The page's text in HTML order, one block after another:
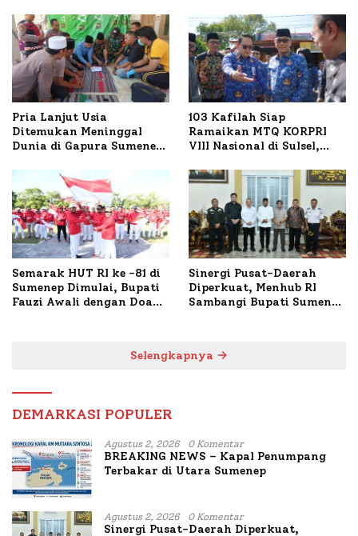
Pria Lanjut Usia
Ditemukan Meninggal
Dunia di Gapura Sumenep,
103 Kafilah Siap
Ramaikan MTQ KORPRI
VIII Nasional di Sulsel,
Semarak HUT RI ke -81 di
Sumenep Dimulai, Bupati
Fauzi Awali dengan Doa
Sinergi Pusat-Daerah
Diperkuat, Menhub RI
Sambangi Bupati Sumenep
Selengkapnya
DEMARKASI POPULER
Agustus 2, 2026 0 Komentar
BREAKING NEWS – Kapal Penumpang
Terbakar di Utara Sumenep
Agustus 2, 2026 0 Komentar
Sinergi Pusat-Daerah Diperkuat,